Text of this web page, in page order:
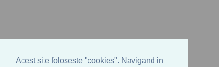
Acest site foloseste "cookies". Navigand in